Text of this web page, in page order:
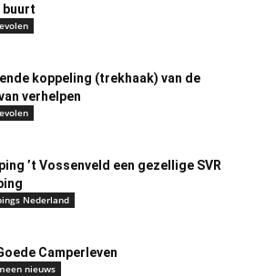
buurt
koppeling (trekhaak) van de
verhelpen
’t Vossenveld een gezellige SVR
Nederland
Camperleven
nieuws